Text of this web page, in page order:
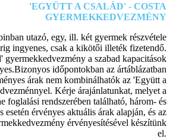
'EGYÜTT A CSALÁD' - COSTA
GYERMEKKEDVEZMÉNY
utazó, egy, ill. két gyermek részvétele
ingyenes, csak a kikötői illeték fizetendő.
gyermekkedvezmény a szabad kapacitások
időpontokban az ártáblázatban
árak nem kombinálhatók az 'Együtt a
Kérje árajánlatunkat, melyet a
foglalási rendszerében található, három- és
esetén érvényes aktuális árak alapján, és az
érvényesítésével készítünk
el.